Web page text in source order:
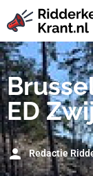
ED
Redactie